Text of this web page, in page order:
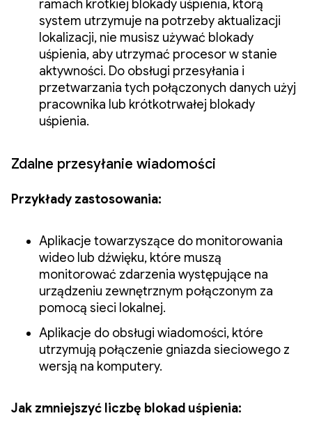
ramach krótkiej blokady uśpienia, którą
system utrzymuje na potrzeby aktualizacji
lokalizacji, nie musisz używać blokady
uśpienia, aby utrzymać procesor w stanie
aktywności. Do obsługi przesyłania i
przetwarzania tych połączonych danych użyj
pracownika lub krótkotrwałej blokady
uśpienia.
Zdalne przesyłanie wiadomości
Przykłady zastosowania:
Aplikacje towarzyszące do monitorowania
wideo lub dźwięku, które muszą
monitorować zdarzenia występujące na
urządzeniu zewnętrznym połączonym za
pomocą sieci lokalnej.
Aplikacje do obsługi wiadomości, które
utrzymują połączenie gniazda sieciowego z
wersją na komputery.
Jak zmniejszyć liczbę blokad uśpienia: